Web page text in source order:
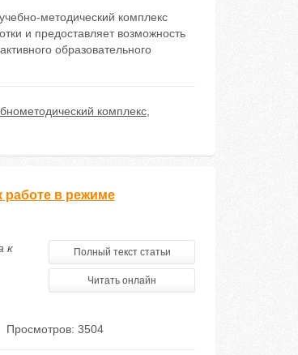
методический комплекс
и предоставляет возможность
образовательного
комплекс,
работе в режиме
к
Полный текст статьи
Читать онлайн
Просмотров: 3504